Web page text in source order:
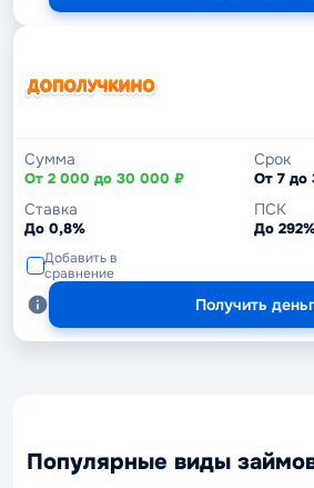
Сумма
От 2 000 до 30 000 ₽
Срок
От 7 до
Ставка
До 0,8%
ПСК
До
Добавить в
сравнение
Получить
Популярные виды